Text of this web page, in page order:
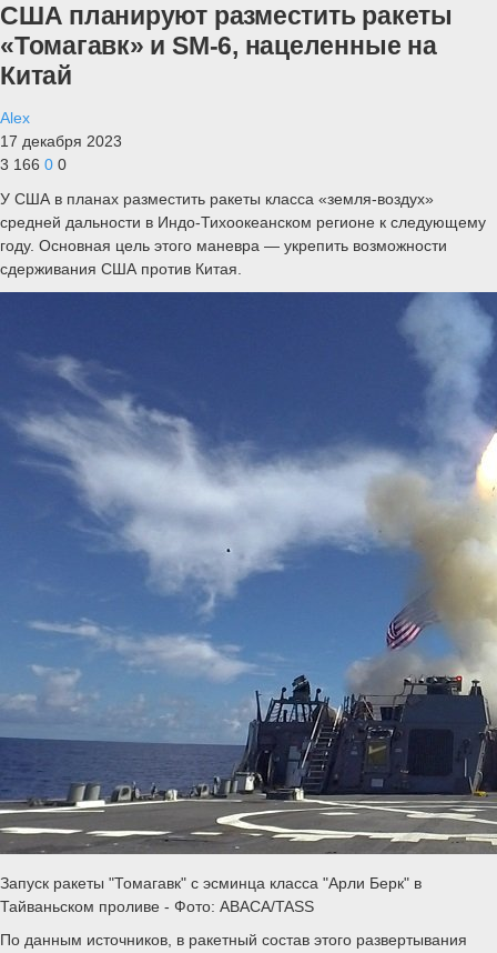
США планируют разместить ракеты
«Томагавк» и SM-6, нацеленные на
Китай
Alex
17 декабря 2023
3 166 0 0
У США в планах разместить ракеты класса «земля-воздух»
средней дальности в Индо-Тихоокеанском регионе к следующему
году. Основная цель этого маневра — укрепить возможности
сдерживания США против Китая.
Запуск ракеты "Томагавк" с эсминца класса "Арли Берк" в
Тайваньском проливе - Фото: ABACA/TASS
По данным источников, в ракетный состав этого развертывания